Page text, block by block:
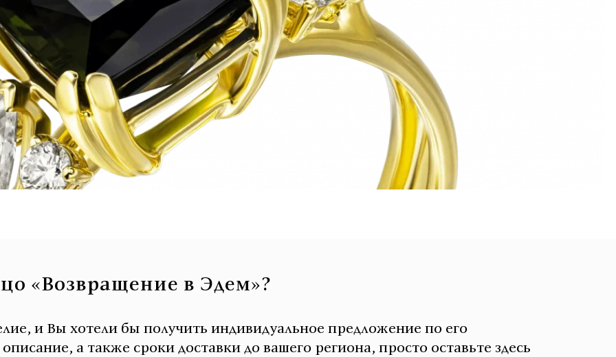
«Возвращение в Эдем»?
и Вы хотели бы получить индивидуальное предложение по его
а также сроки доставки до вашего региона, просто оставьте здесь